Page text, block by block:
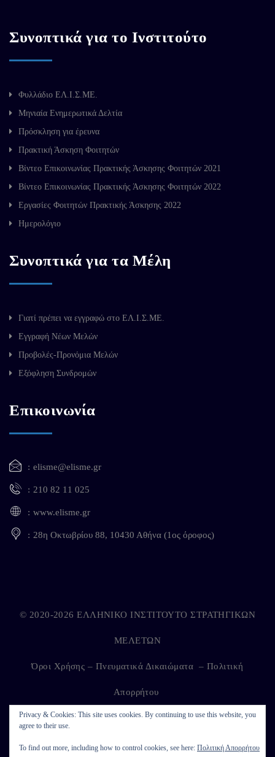
Συνοπτικά για το Ινστιτούτο
Φυλλάδιο ΕΛ.Ι.Σ.ΜΕ.
Μηνιαία Ενημερωτικά Δελτία
Πρόσκληση για έρευνα
Πρακτική Άσκηση Φοιτητών
Βίντεο Επικοινωνίας Πρακτικής Άσκησης Φοιτητών 2021
Βίντεο Επικοινωνίας Πρακτικής Άσκησης Φοιτητών 2022
Εργασίες Φοιτητών Πρακτικής Άσκησης 2022
Ημερολόγιο
Συνοπτικά για τα Μέλη
Γιατί πρέπει να εγγραφώ στο ΕΛ.Ι.Σ.ΜΕ.
Εγγραφή Νέων Μελών
Προβολές-Προνόμια Μελών
Εξόφληση Συνδρομών
Επικοινωνία
elisme@elisme.gr
210 82 11 025
www.elisme.gr
28η Οκτωβρίου 88, 10430 Αθήνα (1ος όροφος)
Privacy & Cookies: This site uses cookies. By continuing to use this website, you
agree to their use.
To find out more, including how to control cookies, see here: Πολιτική Απορρήτου
© 2020-2026 ΕΛΛΗΝΙΚΟ ΙΝΣΤΙΤΟΥΤΟ ΣΤΡΑΤΗΓΙΚΩΝ
ΜΕΛΕΤΩΝ
Όροι Χρήσης – Πνευματικά Δικαιώματα – Πολιτική
Απορρήτου
Developed by